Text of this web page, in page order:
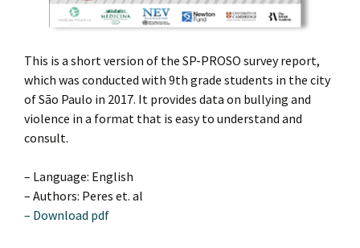
This is a short version of the SP-PROSO survey report,
which was conducted with 9th grade students in the city
of São Paulo in 2017. It provides data on bullying and
violence in a format that is easy to understand and
consult.
– Language: English
– Authors: Peres et. al
– Download pdf